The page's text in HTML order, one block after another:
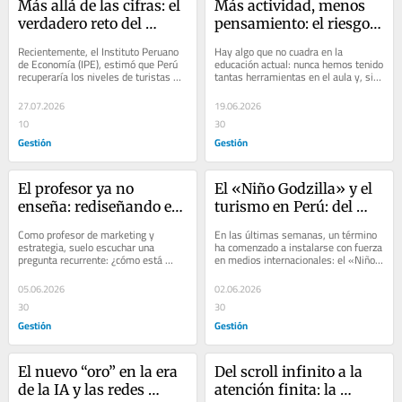
Más allá de las cifras: el
verdadero reto del
Recientemente, el Instituto Peruano
de Economía (IPE), estimó que Perú
recuperaría los niveles de turistas
extranjeros previos a la pandemia...
27.07.2026
10
Gestión
Más actividad, menos
pensamiento: el riesgo
superficial en la era de
la IA
Hay algo que no cuadra en la
educación actual: nunca hemos tenido
tantas herramientas en el aula y, sin
pensamos mejor....
19.06.2026
30
Gestión
El profesor ya no
enseña: rediseñando el
educación en la era de la
IA
Como profesor de marketing y
estrategia, suelo escuchar una
pregunta recurrente: ¿cómo está
cambiando la educación con la
llegada de la...
05.06.2026
30
Gestión
El «Niño Godzilla» y el
turismo en Perú: del
un desafío estratégico
de gestión
En las últimas semanas, un término
ha comenzado a instalarse con fuerza
en medios internacionales: el «Niño
02.06.2026
30
Gestión
El nuevo “oro” en la era
de la IA y las redes
Del scroll infinito a la
atención finita: la